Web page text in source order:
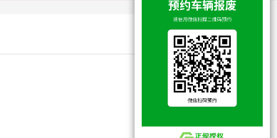
2025-05-03
2025-11-12
2025-11-12